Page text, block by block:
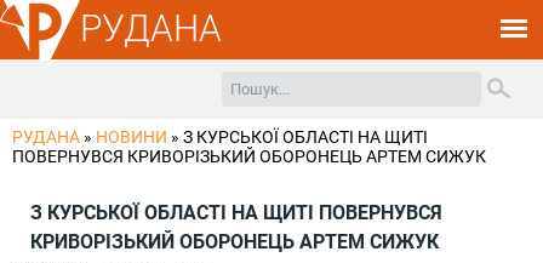
РУДАНА
РУДАНА » НОВИНИ » З КУРСЬКОЇ ОБЛАСТІ НА ЩИТІ
ПОВЕРНУВСЯ КРИВОРІЗЬКИЙ ОБОРОНЕЦЬ АРТЕМ СИЖУК
З КУРСЬКОЇ ОБЛАСТІ НА ЩИТІ ПОВЕРНУВСЯ
КРИВОРІЗЬКИЙ ОБОРОНЕЦЬ АРТЕМ СИЖУК